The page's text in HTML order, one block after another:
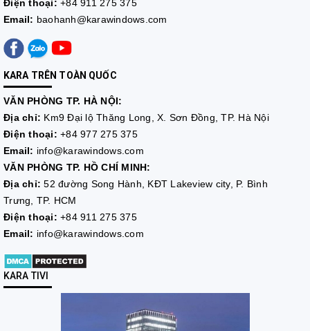
Điện thoại: +84 911 275 375
Email: baohanh@karawindows.com
KARA TRÊN TOÀN QUỐC
VĂN PHÒNG TP. HÀ NỘI:
Địa chỉ: Km9 Đại lộ Thăng Long, X. Sơn Đồng, TP. Hà Nội
Điện thoại: +84 977 275 375
Email: info@karawindows.com
VĂN PHÒNG TP. HỒ CHÍ MINH:
Địa chỉ:52 đường Song Hành, KĐT Lakeview city, P. Bình
Trưng, TP. HCM
Điện thoại: +84 911 275 375
Email: info@karawindows.com
KARA TIVI